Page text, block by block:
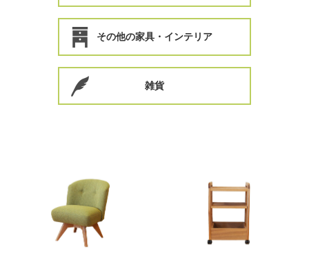
その他の家具・インテリア
雑貨